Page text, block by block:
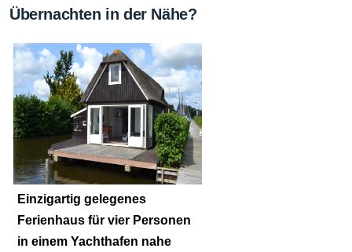
Übernachten in der Nähe?
Einzigartig gelegenes
Ferienhaus für vier Personen
in einem Yachthafen nahe